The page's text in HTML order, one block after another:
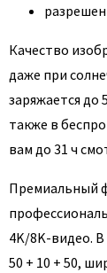
Качество
даже при
заряжается до
также в
вам до 31 ч
Премиальный
4K/8K-видео. В
50 + 10 + 50,